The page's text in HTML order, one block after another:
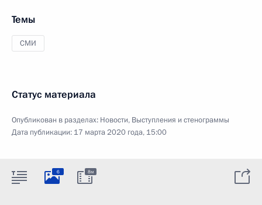
Темы
СМИ
Статус материала
Опубликован в разделах: Новости, Выступления и стенограммы
Дата публикации: 17 марта 2020 года, 15:00
6 8м